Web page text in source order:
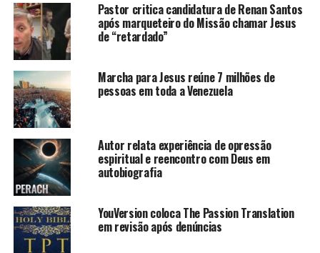
Pastor critica candidatura de Renan Santos
após marqueteiro do Missão chamar Jesus
de “retardado”
Marcha para Jesus reúne 7 milhões de
pessoas em toda a Venezuela
Autor relata experiência de opressão
espiritual e reencontro com Deus em
autobiografia
YouVersion coloca The Passion Translation
em revisão após denúncias